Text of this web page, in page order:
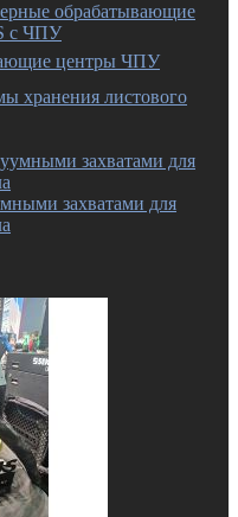
обрабатывающие
с ЧПУ
центры ЧПУ
хранения листового
захватами для